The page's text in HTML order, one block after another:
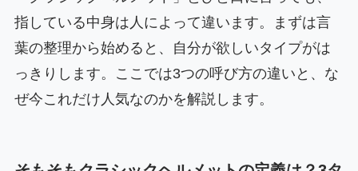
指している中身は人によって違います。まずは言
葉の整理から始めると、自分が欲しいタイプがは
っきりします。ここでは3つの呼び方の違いと、な
ぜ今これだけ人気なのかを解説します。